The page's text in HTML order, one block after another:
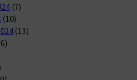
(7)
(10)
(13)